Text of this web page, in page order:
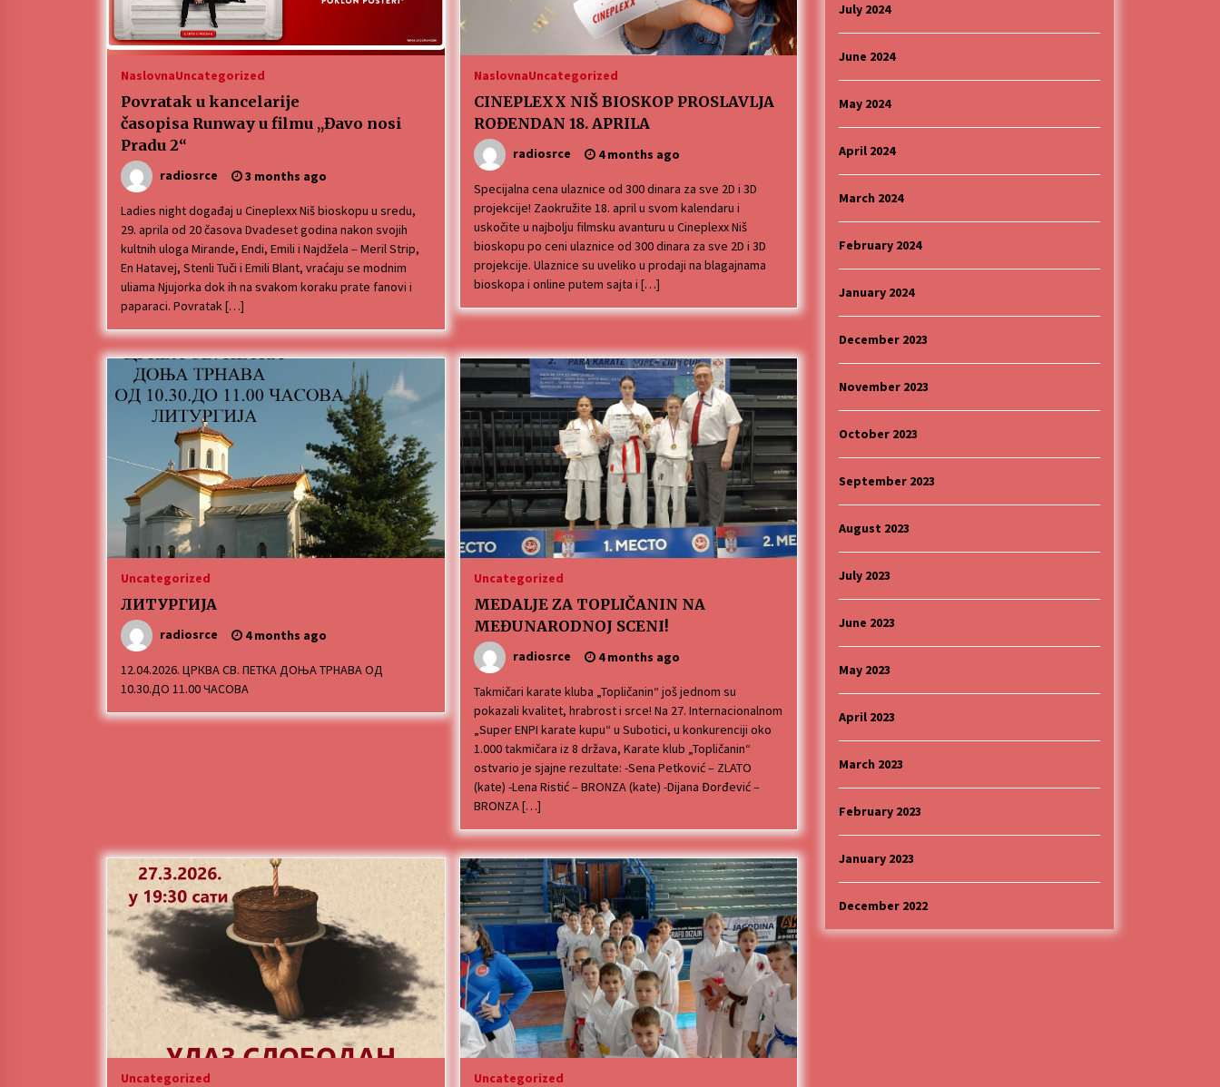
NaslovnaUncategorized
Povratak u kancelarije
časopisa Runway u filmu ,,Đavo nosi
Pradu 2“
radiosrce 3 months ago
Ladies night događaj u Cineplexx Niš bioskopu u sredu,
29. aprila od 20 časova Dvadeset godina nakon svojih
kultnih uloga Mirande, Endi, Emili i Najdžela – Meril Strip,
En Hatavej, Stenli Tuči i Emili Blant, vraćaju se modnim
uliama Njujorka dok ih na svakom koraku prate fanovi i
paparaci. Povratak […]
NaslovnaUncategorized
CINEPLEXX NIŠ BIOSKOP PROSLAVLJA
ROĐENDAN 18. APRILA
radiosrce 4 months ago
Specijalna cena ulaznice od 300 dinara za sve 2D i 3D
projekcije! Zaokružite 18. april u svom kalendaru i
uskočite u najbolju filmsku avanturu u Cineplexx Niš
bioskopu po ceni ulaznice od 300 dinara za sve 2D i 3D
projekcije. Ulaznice su uveliko u prodaji na blagajnama
bioskopa i online putem sajta i […]
Uncategorized
ЛИТУРГИЈА
radiosrce 4 months ago
12.04.2026. ЦРКВА СВ. ПЕТКА ДОЊА ТРНАВА ОД
10.30.ДО 11.00 ЧАСОВА
Uncategorized
MEDALJE ZA TOPLIČANIN NA
MEĐUNARODNOJ SCENI!
radiosrce 4 months ago
Takmičari karate kluba „Topličanin“ još jednom su
pokazali kvalitet, hrabrost i srce! Na 27. Internacionalnom
„Super ENPI karate kupu“ u Subotici, u konkurenciji oko
1.000 takmičara iz 8 država, Karate klub „Topličanin“
ostvario je sjajne rezultate: -Sena Petković – ZLATO
(kate) -Lena Ristić – BRONZA (kate) -Dijana Đorđević –
BRONZA […]
Uncategorized Uncategorized
July 2024
June 2024
May 2024
April 2024
March 2024
February 2024
January 2024
December 2023
November 2023
October 2023
September 2023
August 2023
July 2023
June 2023
May 2023
April 2023
March 2023
February 2023
January 2023
December 2022